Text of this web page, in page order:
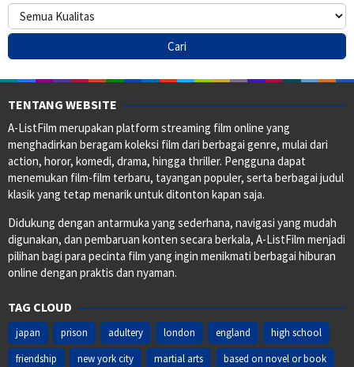
TENTANG WEBSITE
A-ListFilm merupakan platform streaming film online yang
menghadirkan beragam koleksi film dari berbagai genre, mulai dari
action, horor, komedi, drama, hingga thriller. Pengguna dapat
menemukan film-film terbaru, tayangan populer, serta berbagai judul
klasik yang tetap menarik untuk ditonton kapan saja.
Didukung dengan antarmuka yang sederhana, navigasi yang mudah
digunakan, dan pembaruan konten secara berkala, A-ListFilm menjadi
pilihan bagi para pecinta film yang ingin menikmati berbagai hiburan
online dengan praktis dan nyaman.
TAG CLOUD
japan prison adultery london england
high school
friendship
new york city martial arts based on novel or book